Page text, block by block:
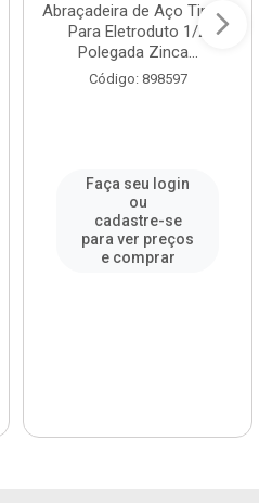
Abraçadeira de Aço Tipo U
Para Eletroduto 1/2
Polegada Zinca...
Código: 898597
Faça seu login
ou
cadastre-se
para ver preços
e comprar